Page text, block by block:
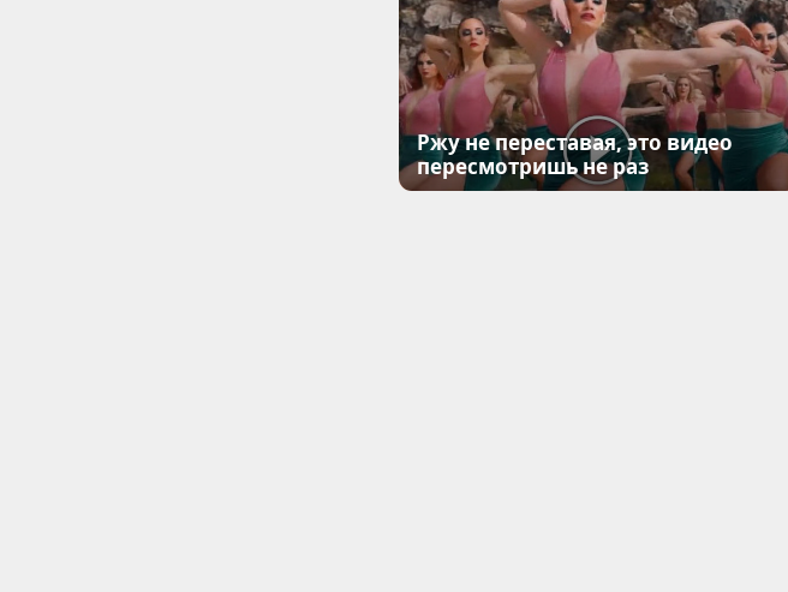
Ржу не переставая, это видео
пересмотришь не раз